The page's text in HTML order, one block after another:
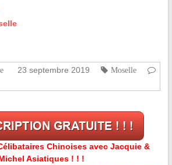
23 septembre 2019
Moselle
Chinoises avec Jacquie &
Asiatiques ! ! !